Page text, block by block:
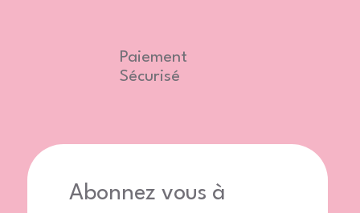
Abonnez vous à
Paiement
Sécurisé